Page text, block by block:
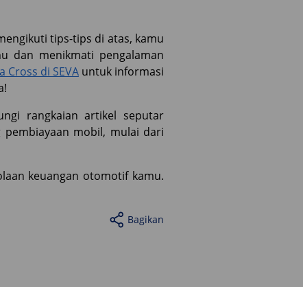
tips-tips di atas, kamu
dan menikmati pengalaman
Cross di SEVAuntuk informasi
rangkaian artikel seputar
mobil, mulai dari
keuangan otomotif kamu.
Bagikan